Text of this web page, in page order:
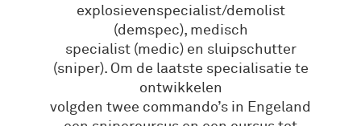
explosievenspecialist/demolist
(demspec), medisch
specialist (medic) en sluipschutter
(sniper). Om de laatste specialisatie te
ontwikkelen
volgden twee commando’s in Engeland